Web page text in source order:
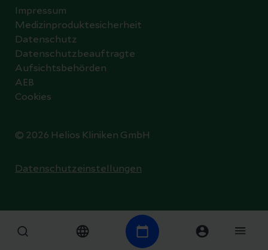
© 2026 Helios Kliniken GmbH
Impressum
Medizinproduktesicherheit
Datenschutz
Datenschutzbeauftragte
Aufsichtsbehörden
AEB
Cookies
Datenschutzeinstellungen